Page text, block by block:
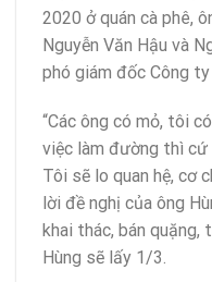
2020 ở quán cà phê,
Nguyễn Văn Hậu và
phó giám đốc Công ty
“Các ông có mỏ, tôi
việc làm đường thì cứ
Tôi sẽ lo quan hệ, cơ
lời đề nghị của ông
khai thác, bán quặng,
Hùng sẽ lấy 1/3.